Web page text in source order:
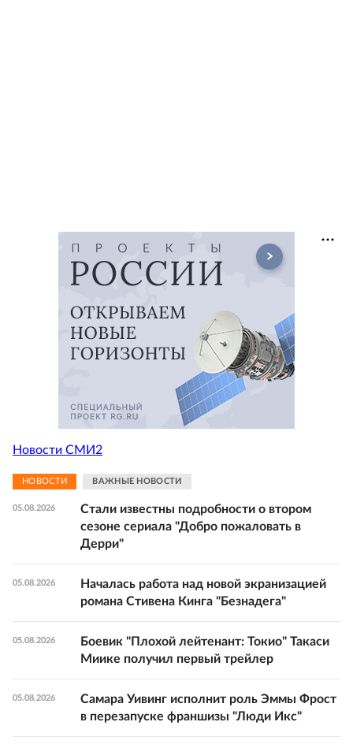
Новости СМИ2
НОВОСТИ ВАЖНЫЕ НОВОСТИ
05.08.2026
Стали известны подробности о втором
сезоне сериала "Добро пожаловать в
Дерри"
05.08.2026
Началась работа над новой экранизацией
романа Стивена Кинга "Безнадега"
05.08.2026
Боевик "Плохой лейтенант: Токио" Такаси
Миике получил первый трейлер
05.08.2026
Самара Уивинг исполнит роль Эммы Фрост
в перезапуске франшизы "Люди Икс"